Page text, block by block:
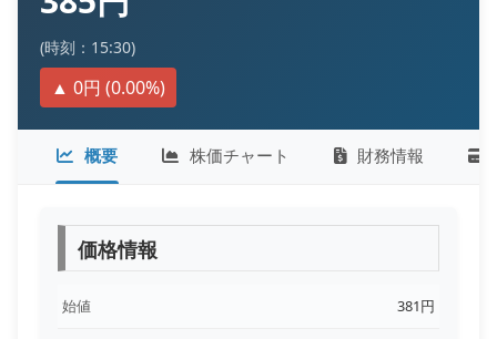
(時刻：15:30)
▲ 0円 (0.00%)
概要 株価チャート 財務情報
価格情報
始値 381円